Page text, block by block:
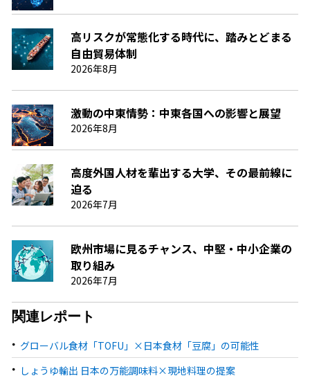
高リスクが常態化する時代に、踏みとどまる
自由貿易体制
2026年8月
激動の中東情勢：中東各国への影響と展望
2026年8月
高度外国人材を輩出する大学、その最前線に
迫る
2026年7月
欧州市場に見るチャンス、中堅・中小企業の
取り組み
2026年7月
関連レポート
グローバル食材「TOFU」×日本食材「豆腐」の可能性
しょうゆ輸出 日本の万能調味料×現地料理の提案